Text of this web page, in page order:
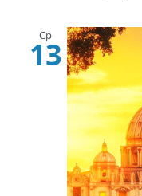
Ср
13